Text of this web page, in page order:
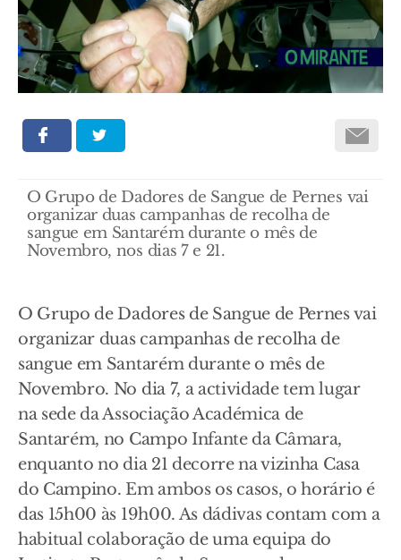
O Grupo de Dadores de Sangue de Pernes vai
organizar duas campanhas de recolha de
sangue em Santarém durante o mês de
Novembro, nos dias 7 e 21.
O Grupo de Dadores de Sangue de Pernes vai
organizar duas campanhas de recolha de
sangue em Santarém durante o mês de
Novembro. No dia 7, a actividade tem lugar
na sede da Associação Académica de
Santarém, no Campo Infante da Câmara,
enquanto no dia 21 decorre na vizinha Casa
do Campino. Em ambos os casos, o horário é
das 15h00 às 19h00. As dádivas contam com a
habitual colaboração de uma equipa do